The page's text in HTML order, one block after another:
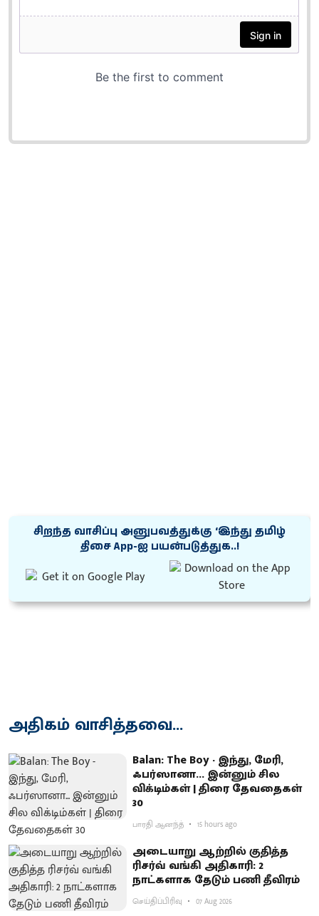
சிறந்த வாசிப்பு அனுபவத்துக்கு ‘இந்து தமிழ்
திசை App-ஐ பயன்படுத்துக..!
அதிகம் வாசித்தவை...
Balan: The Boy - இந்து, மேரி,
ஃபர்ஸானா... இன்னும் சில
விக்டிம்கள் | திரை தேவதைகள்
30
பாரதி ஆனந்த் 15 hours ago
அடையாறு ஆற்றில் குதித்த
ரிசர்வ் வங்கி அதிகாரி: 2
நாட்களாக தேடும் பணி தீவிரம்
செய்திப்பிரிவு 07 Aug 2026